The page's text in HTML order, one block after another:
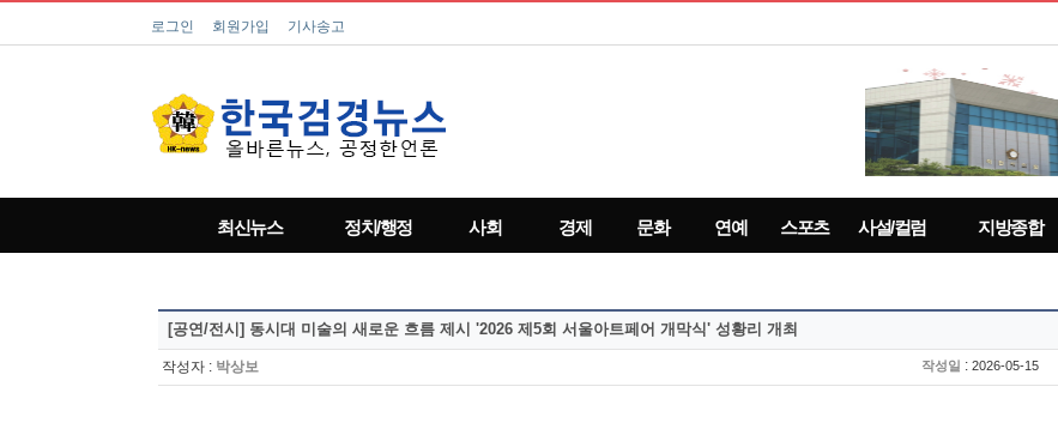
로그인 회원가입 기사송고
최신뉴스 정치/행정 사회 경제 문화 연예 스포츠 사설/컬럼 지방종합
[공연/전시] 동시대 미술의 새로운 흐름 제시 '2026 제5회 서울아트페어 개막식' 성황리 개최
작성자 : 박상보 작성일 : 2026-05-15